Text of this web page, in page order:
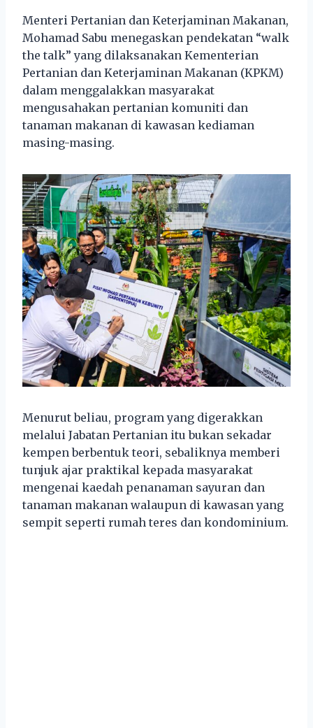
Menteri Pertanian dan Keterjaminan Makanan,
Mohamad Sabu menegaskan pendekatan “walk
the talk” yang dilaksanakan Kementerian
Pertanian dan Keterjaminan Makanan (KPKM)
dalam menggalakkan masyarakat
mengusahakan pertanian komuniti dan
tanaman makanan di kawasan kediaman
masing-masing.
Menurut beliau, program yang digerakkan
melalui Jabatan Pertanian itu bukan sekadar
kempen berbentuk teori, sebaliknya memberi
tunjuk ajar praktikal kepada masyarakat
mengenai kaedah penanaman sayuran dan
tanaman makanan walaupun di kawasan yang
sempit seperti rumah teres dan kondominium.